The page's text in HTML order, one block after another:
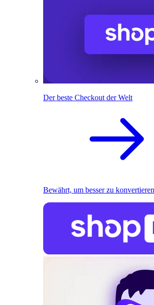
Der beste Checkout der Welt
Bewährt, um besser zu